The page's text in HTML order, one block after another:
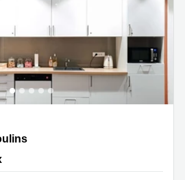
Issy les Moulineaux